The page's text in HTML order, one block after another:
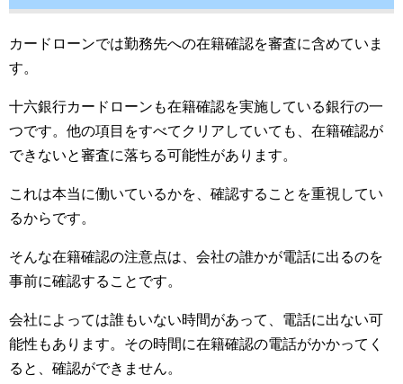
カードローンでは勤務先への在籍確認を審査に含めていま
す。
十六銀行カードローンも在籍確認を実施している銀行の一
つです。他の項目をすべてクリアしていても、在籍確認が
できないと審査に落ちる可能性があります。
これは本当に働いているかを、確認することを重視してい
るからです。
そんな在籍確認の注意点は、会社の誰かが電話に出るのを
事前に確認することです。
会社によっては誰もいない時間があって、電話に出ない可
能性もあります。その時間に在籍確認の電話がかかってく
ると、確認ができません。